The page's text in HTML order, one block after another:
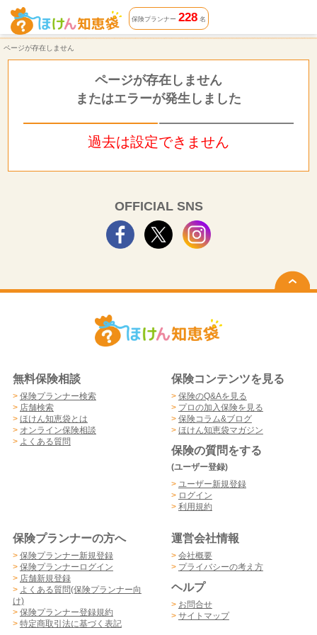
ページが存在しません | ほけん知恵袋
保険プランナー 228名
ページが存在しません
ページが存在しません
またはエラーが発生しました
過去は設定できません
OFFICIAL SNS
無料保険相談
> 保険プランナー検索
> 店舗検索
> ほけん知恵袋とは
> オンライン保険相談
> よくある質問
保険コンテンツを見る
> 保険のQ&Aを見る
> プロの加入保険を見る
> 保険コラム&ブログ
> ほけん知恵袋マガジン
保険の質問をする
(ユーザー登録)
> ユーザー新規登録
> ログイン
> 利用規約
保険プランナーの方へ
> 保険プランナー新規登録
> 保険プランナーログイン
> 店舗新規登録
> よくある質問(保険プランナー向
け)
> 保険プランナー登録規約
> 特定商取引法に基づく表記
運営会社情報
> 会社概要
> プライバシーの考え方
ヘルプ
> お問合せ
> サイトマップ